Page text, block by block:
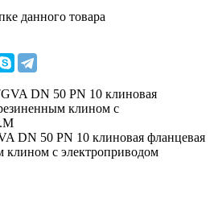
данного товара
DN 50 PN 10 клиновая фланцевая
клином с электроприводом